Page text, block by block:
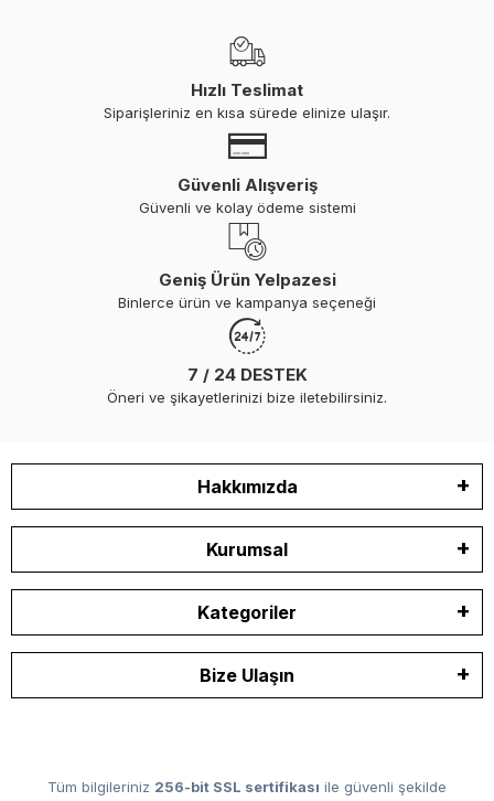
Hızlı Teslimat
Siparişleriniz en kısa sürede elinize ulaşır.
Güvenli Alışveriş
Güvenli ve kolay ödeme sistemi
Geniş Ürün Yelpazesi
Binlerce ürün ve kampanya seçeneği
7 / 24 DESTEK
Öneri ve şikayetlerinizi bize iletebilirsiniz.
Hakkımızda
Kurumsal
Kategoriler
Bize Ulaşın
Tüm bilgileriniz 256-bit SSL sertifikası ile güvenli şekilde